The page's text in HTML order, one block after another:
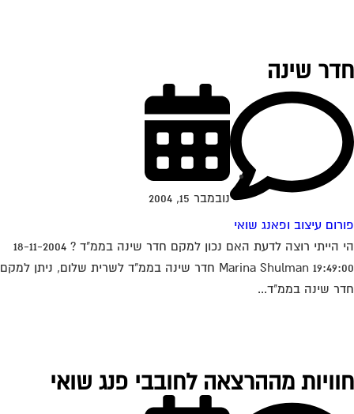
שינה
עיצוב ופאנג שואי
נובמבר 15, 2004
הי הייתי רוצה לדעת האם נכון למקם חדר שינה בממ"ד ? 18-11-2004
19:49:00 Marina Shulman חדר שינה בממ"ד לשרית שלום, ניתן למקם
שינה בממ"ד...
מההרצאה לחובבי פנג שואי